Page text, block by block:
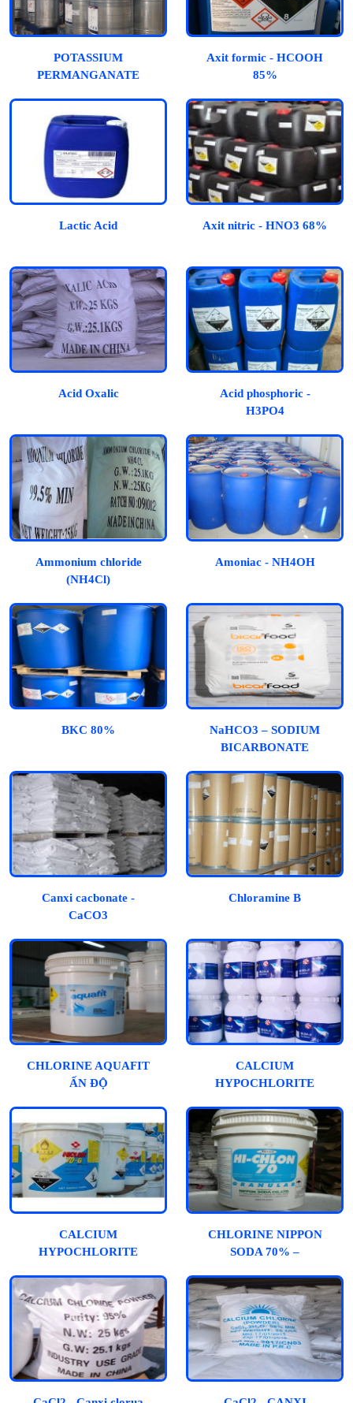
POTASSIUM
PERMANGANATE
Axit formic - HCOOH
85%
Lactic Acid Axit nitric - HNO3 68%
Acid Oxalic
Acid phosphoric -
H3PO4
Ammonium chloride
(NH4Cl)
Amoniac - NH4OH
BKC 80%
NaHCO3 – SODIUM
BICARBONATE
Canxi cacbonate -
CaCO3
Chloramine B
CHLORINE AQUAFIT
ẤN ĐỘ
CALCIUM
HYPOCHLORITE
CALCIUM
HYPOCHLORITE
CHLORINE NIPPON
SODA 70% –
HYPOCHLORIDE